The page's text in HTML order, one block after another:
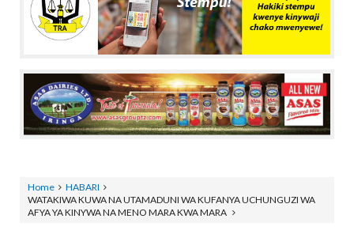
Home
HABARI
WATAKIWA KUWA NA UTAMADUNI WA KUFANYA UCHUNGUZI WA
AFYA YA KINYWA NA MENO MARA KWA MARA